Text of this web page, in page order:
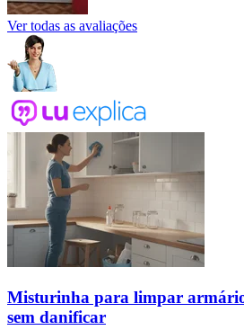
Ver todas as avaliações
Misturinha para limpar
sem danificar